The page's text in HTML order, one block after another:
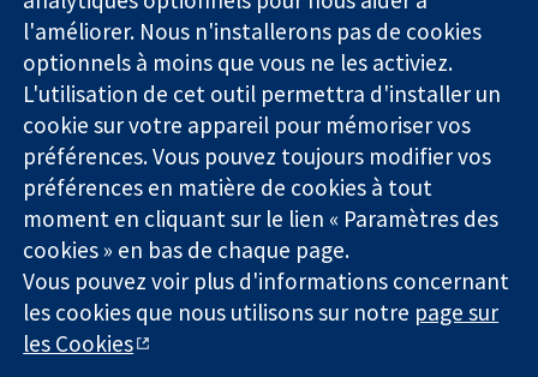
Une meilleure
santé.
Qui sommes-
nous
Offres
d'emploi
Library
La Collaboration Cochrane est une association caritative (n°
1045921) et une société à responsabilité limitée par garantie (n°
03044323) enregistrée en Angleterre et au Pays de Galles. Numéro
de TVA : GB 718 2127 49.
Copyright © 2026 The Cochrane Collaboration
l'améliorer. Nous n'installerons pas de cookies
optionnels à moins que vous ne les activiez.
L'utilisation de cet outil permettra d'installer un
cookie sur votre appareil pour mémoriser vos
préférences. Vous pouvez toujours modifier vos
préférences en matière de cookies à tout
moment en cliquant sur le lien « Paramètres des
cookies » en bas de chaque page.
Vous pouvez voir plus d'informations concernant
les cookies que nous utilisons sur notre page sur
les Cookies